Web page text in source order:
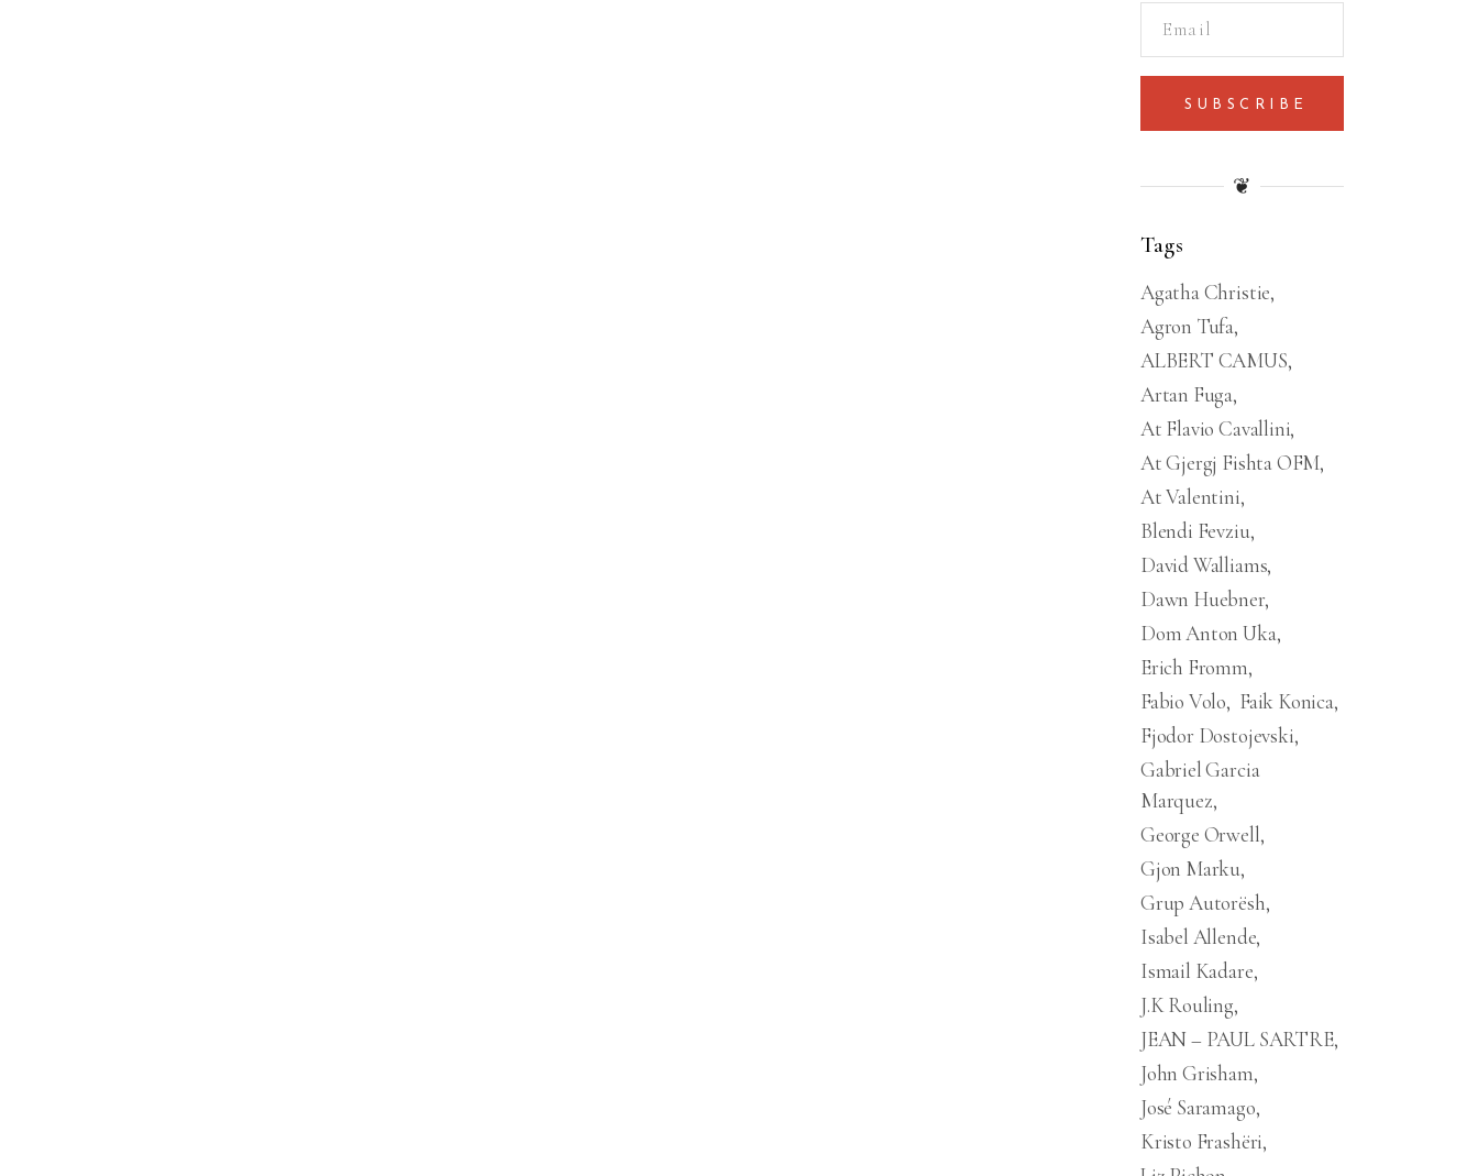
SUBSCRIBE
❦
Tags
Agatha Christie
Agron Tufa
ALBERT CAMUS
Artan Fuga
At Flavio Cavallini
At Gjergj Fishta OFM
At Valentini
Blendi Fevziu
David Walliams
Dawn Huebner
Dom Anton Uka
Erich Fromm
Fabio Volo
Faik Konica
Fjodor Dostojevski
Gabriel Garcia
Marquez
George Orwell
Gjon Marku
Grup Autorësh
Isabel Allende
Ismail Kadare
J.K Rouling
JEAN – PAUL SARTRE
John Grisham
José Saramago
Kristo Frashëri